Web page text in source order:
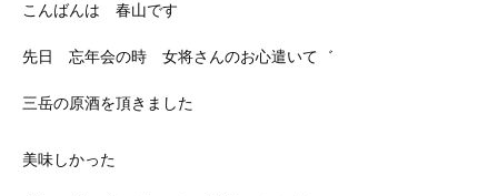
こんばんは 春山です
先日 忘年会の時 女将さんのお心遣いて゛
三岳の原酒を頂きました
美味しかった